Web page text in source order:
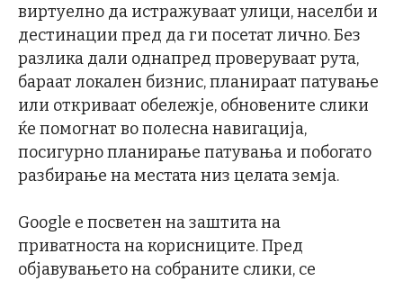
виртуелно да истражуваат улици, населби и
дестинации пред да ги посетат лично. Без
разлика дали однапред проверуваат рута,
бараат локален бизнис, планираат патување
или откриваат обележје, обновените слики
ќе помогнат во полесна навигација,
посигурно планирање патувања и побогато
разбирање на местата низ целата земја.
Google е посветен на заштита на
приватноста на корисниците. Пред
објавувањето на собраните слики, се